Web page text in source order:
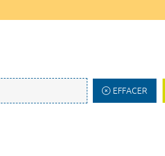
EFFACER